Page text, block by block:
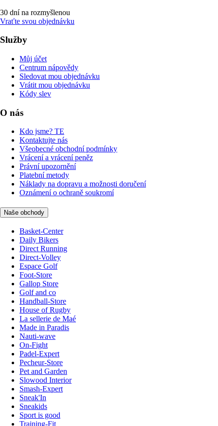
30 dní na rozmyšlenou
Vraťte svou objednávku
Služby
Můj účet
Centrum nápovědy
Sledovat mou objednávku
Vrátit mou objednávku
Kódy slev
O nás
Kdo jsme? TE
Kontaktujte nás
Všeobecné obchodní podmínky
Vrácení a vrácení peněz
Právní upozornění
Platební metody
Náklady na dopravu a možnosti doručení
Oznámení o ochraně soukromí
Naše obchody
Basket-Center
Daily Bikers
Direct Running
Direct-Volley
Espace Golf
Foot-Store
Gallop Store
Golf and co
Handball-Store
House of Rugby
La sellerie de Maé
Made in Paradis
Nauti-wave
On-Fight
Padel-Expert
Pecheur-Store
Pet and Garden
Slowood Interior
Smash-Expert
Sneak'In
Sneakids
Sport is good
Training-Fit